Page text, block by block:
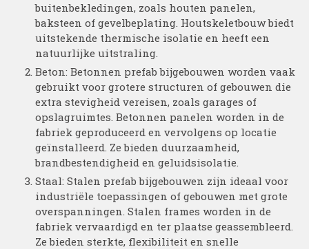
buitenbekledingen, zoals houten panelen,
baksteen of gevelbeplating. Houtskeletbouw biedt
uitstekende thermische isolatie en heeft een
natuurlijke uitstraling.
Beton: Betonnen prefab bijgebouwen worden vaak
gebruikt voor grotere structuren of gebouwen die
extra stevigheid vereisen, zoals garages of
opslagruimtes. Betonnen panelen worden in de
fabriek geproduceerd en vervolgens op locatie
geïnstalleerd. Ze bieden duurzaamheid,
brandbestendigheid en geluidsisolatie.
Staal: Stalen prefab bijgebouwen zijn ideaal voor
industriële toepassingen of gebouwen met grote
overspanningen. Stalen frames worden in de
fabriek vervaardigd en ter plaatse geassembleerd.
Ze bieden sterkte, flexibiliteit en snelle